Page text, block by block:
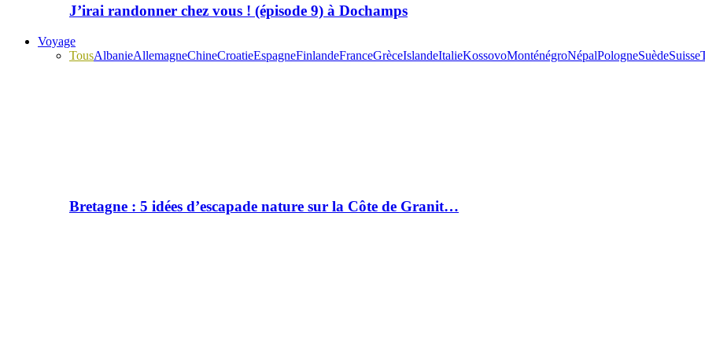
J’irai randonner chez vous ! (épisode 9) à Dochamps
Voyage
TousAlbanieAllemagneChineCroatieEspagneFinlandeFranceGrèceIslandeItalieKossovoMonténégroNépalPologneSuèdeSuisse
Bretagne : 5 idées d’escapade nature sur la Côte de Granit…